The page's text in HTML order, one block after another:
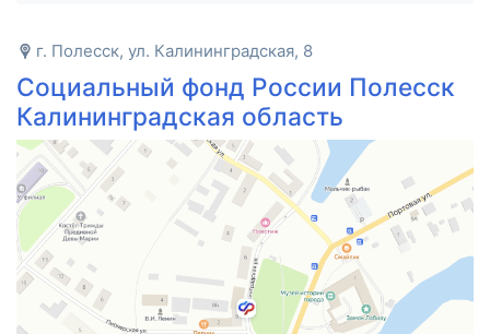
г. Полесск, ул. Калининградская, 8
Социальный фонд России Полесск
Калининградская область